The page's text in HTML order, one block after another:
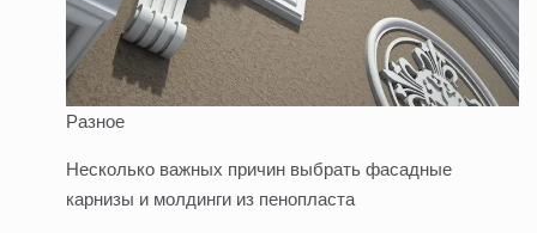
Разное
Несколько важных причин выбрать фасадные
карнизы и молдинги из пенопласта